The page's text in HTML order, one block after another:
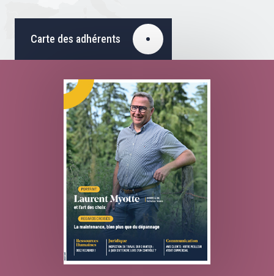
Carte des adhérents